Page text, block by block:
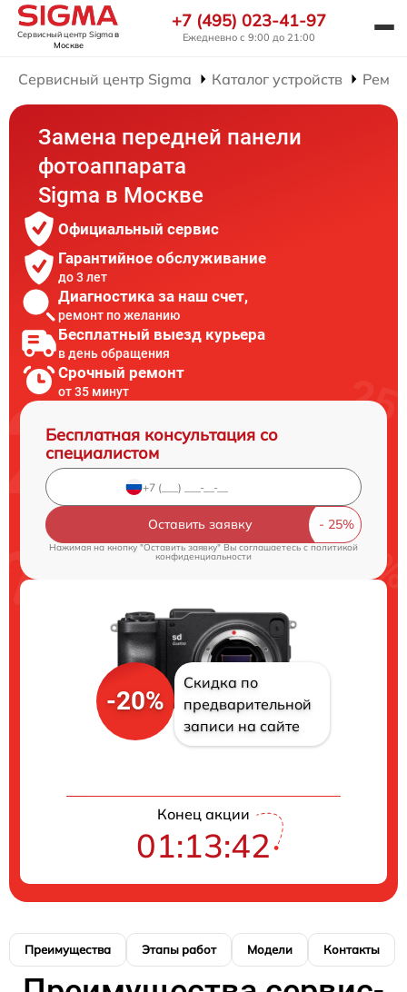
Сервисный центр Sigmaв
Москве
+7 (495) 023-41-97
Ежедневно с 9:00 до 21:00
Сервисный центр Sigma Каталог устройств
Замена передней панели
фотоаппарата
Sigma в Москве
Официальный сервис
Гарантийное обслуживание
до 3 лет
Диагностика за наш счет,
ремонт по желанию
Бесплатный выезд курьера
в день обращения
Срочный ремонт
от 35 минут
Бесплатная консультация со
специалистом
Оставить заявку
Нажимая на кнопку "Оставить заявку" Вы соглашаетесь c политикой
конфиденциальности
-20%
Скидка по
предварительной
записи на сайте
Конец акции
01:13:42
Преимущества Этапы работ Модели Контакты